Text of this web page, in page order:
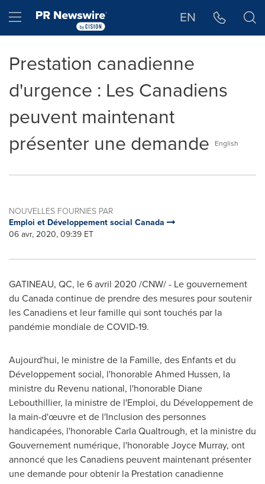
Hamburger menu EN
Prestation canadienne
d'urgence : Les Canadiens
peuvent maintenant
présenter une demande
English
NOUVELLES FOURNIES PAR
Emploi et Développement social Canada
06 avr, 2020, 09:39 ET
GATINEAU, QC, le 6 avril 2020 /CNW/ - Le gouvernement
du Canadacontinue de prendre des mesures pour soutenir
les Canadiens et leur famille qui sont touchés par la
pandémie mondiale de COVID-19.
Aujourd'hui, le ministre de la Famille, des Enfants et du
Développement social, l'honorableAhmed Hussen, la
ministre du Revenu national, l'honorable Diane
Lebouthillier, la ministre de l'Emploi, du Développement de
la main-d'œuvre et de l'Inclusion des personnes
handicapées, l'honorableCarla Qualtrough, et la ministre du
Gouvernement numérique, l'honorableJoyce Murray, ont
annoncé que les Canadiens peuvent maintenant présenter
une demande pour obtenir la Prestation canadienne